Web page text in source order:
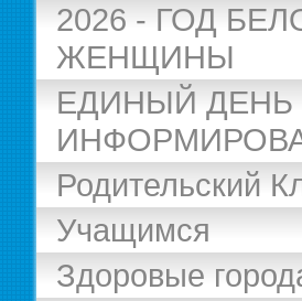
2026 - ГОД
ЖЕНЩИНЫ
ЕДИНЫЙ ДЕНЬ
Родительский
Учащимся
Здоровые